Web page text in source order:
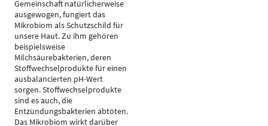
Gemeinschaft natürlicherweise
ausgewogen, fungiert das
Mikrobiom als Schutzschild für
unsere Haut. Zu ihm gehören
beispielsweise
Milchsäurebakterien, deren
Stoffwechselprodukte für einen
ausbalancierten pH-Wert
sorgen. Stoffwechselprodukte
sind es auch, die
Entzündungsbakterien abtöten.
Das Mikrobiom wirkt darüber